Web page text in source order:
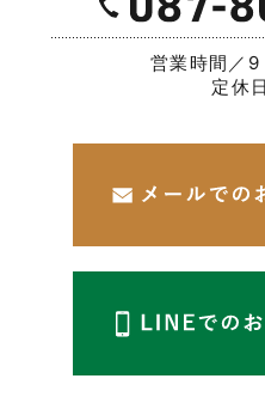
営業時間／
定休